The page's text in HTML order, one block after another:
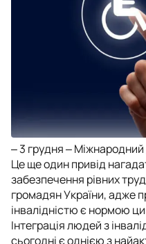
‒3 грудня ‒
Це ще один привід
забезпечення рівних
громадян України, адже
інвалідністю є нормою
Інтеграція людей з
сьогодні є однією з